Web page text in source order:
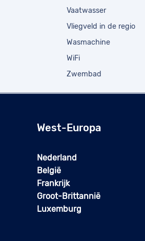
Vaatwasser
Vliegveld in de regio
Wasmachine
WiFi
Zwembad
West-Europa
Nederland
België
Frankrijk
Groot-Brittannië
Luxemburg